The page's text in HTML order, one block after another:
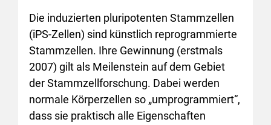
Die induzierten pluripotenten Stammzellen
(iPS-Zellen) sind künstlich reprogrammierte
Stammzellen. Ihre Gewinnung (erstmals
2007) gilt als Meilenstein auf dem Gebiet
der Stammzellforschung. Dabei werden
normale Körperzellen so „umprogrammiert“,
dass sie praktisch alle Eigenschaften